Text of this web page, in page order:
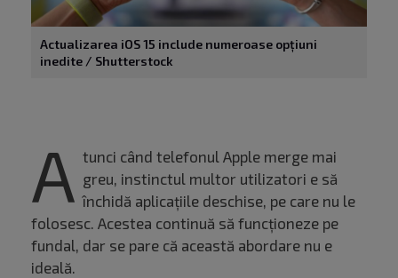
Actualizarea iOS 15 include numeroase opțiuni
inedite / Shutterstock
A tunci când telefonul Apple merge mai
greu, instinctul multor utilizatori e să
închidă aplicațiile deschise, pe care nu le
folosesc. Acestea continuă să funcționeze pe
fundal, dar se pare că această abordare nu e
ideală.